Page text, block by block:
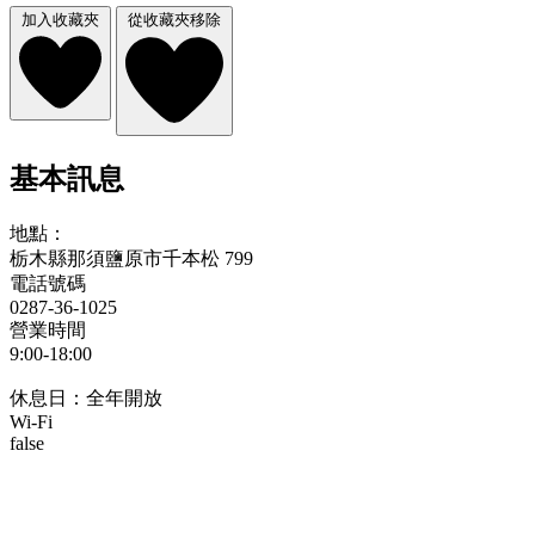
加入收藏夾 從收藏夾移除
基本訊息
地點：
栃木縣那須鹽原市千本松 799
電話號碼
0287-36-1025
營業時間
9:00-18:00
休息日：全年開放
Wi-Fi
false